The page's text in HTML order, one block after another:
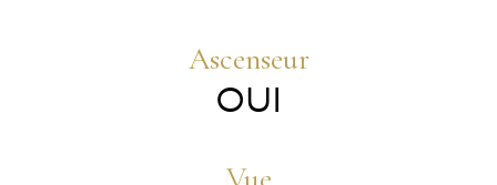
Ascenseur
OUI